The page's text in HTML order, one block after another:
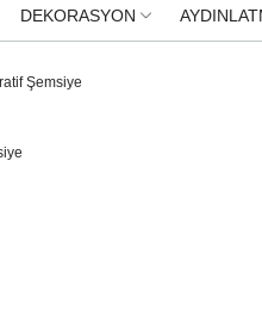
DEKORASYON
Şemsiye